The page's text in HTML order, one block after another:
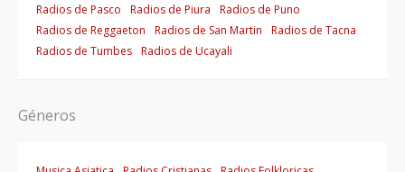
Radios de Pasco
Radios de Piura
Radios de Puno
Radios de Reggaeton
Radios de San Martin
Radios de Tacna
Radios de Tumbes Radios de Ucayali
Géneros